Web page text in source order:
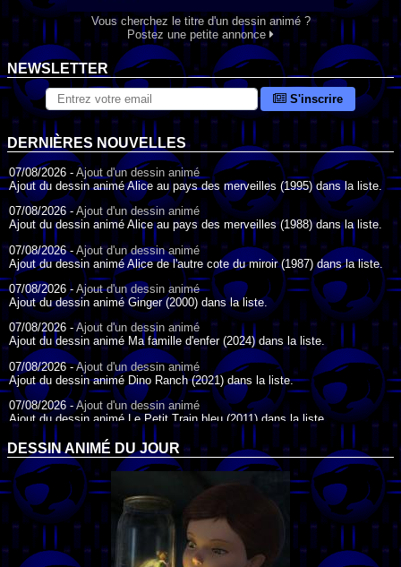
Vous cherchez le titre d'un dessin animé ?
Postez une petite annonce
NEWSLETTER
S'inscrire
DERNIÈRES NOUVELLES
07/08/2026 - Ajout d'un dessin animé
Ajout du dessin animé Alice au pays des merveilles (1995) dans la liste.
07/08/2026 -Ajout d'un dessin animé
Ajout du dessin animé Alice au pays des merveilles (1988) dans la liste.
07/08/2026 - Ajout d'un dessin animé
Ajout du dessin animé Alice de l'autre cote du miroir (1987) dans la liste.
07/08/2026 - Ajout d'un dessin animé
Ajout du dessin animé Ginger (2000) dans la liste.
07/08/2026 -Ajout d'un dessin animé
Ajout du dessin animé Ma famille d'enfer (2024) dans la liste.
07/08/2026 -Ajout d'un dessin animé
Ajout du dessin animé Dino Ranch (2021) dans la liste.
07/08/2026 -Ajout d'un dessin animé
Ajout du dessin animé Le Petit Train bleu (2011) dans la liste.
07/08/2026 -Ajout d'un dessin animé
Ajout du dessin animé Agent Spécial Oso (2009) dans la liste.
17/07/2026 -
Ajout d'un dessin animé
Ajout du dessin animé Peter Pan (1988) dans la liste.
17/07/2026 -Ajout d'un dessin animé
Ajout du dessin animé Le Bossu de Notre-Dame (1996) dans la liste.
DESSIN ANIMÉ DU JOUR